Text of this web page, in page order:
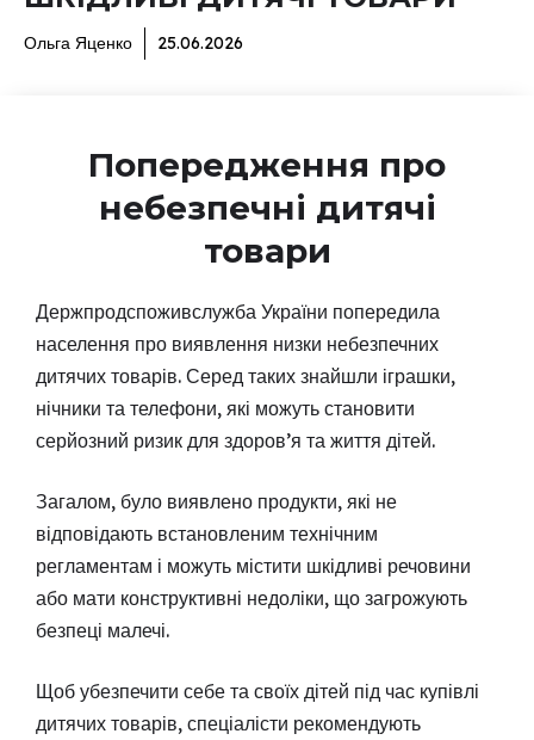
Ольга Яценко 25.06.2026
Попередження про
небезпечні дитячі
товари
Держпродспоживслужба України попередила
населення про виявлення низки небезпечних
дитячих товарів. Серед таких знайшли іграшки,
нічники та телефони, які можуть становити
серйозний ризик для здоров’я та життя дітей.
Загалом, було виявлено продукти, які не
відповідають встановленим технічним
регламентам і можуть містити шкідливі речовини
або мати конструктивні недоліки, що загрожують
безпеці малечі.
Щоб убезпечити себе та своїх дітей під час купівлі
дитячих товарів, спеціалісти рекомендують